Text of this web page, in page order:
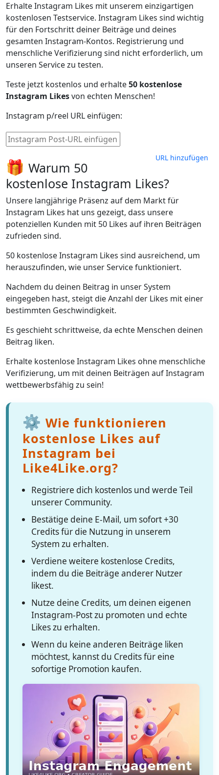
Erhalte Instagram Likes mit unserem einzigartigen
kostenlosen Testservice. Instagram Likes sind wichtig
für den Fortschritt deiner Beiträge und deines
gesamten Instagram-Kontos. Registrierung und
menschliche Verifizierung sind nicht erforderlich, um
unseren Service zu testen.
Teste jetzt kostenlos und erhalte50 kostenlose
Instagram Likesvon echten Menschen!
Instagram p/reel URL einfügen:
URL hinzufügen
🎁 Warum 50
kostenlose Instagram Likes?
Unsere langjährige Präsenz auf dem Markt für
Instagram Likes hat uns gezeigt, dass unsere
potenziellen Kunden mit 50 Likes auf ihren Beiträgen
zufrieden sind.
50 kostenlose Instagram Likes sind ausreichend, um
herauszufinden, wie unser Service funktioniert.
Nachdem du deinen Beitrag in unser System
eingegeben hast, steigt die Anzahl der Likes mit einer
bestimmten Geschwindigkeit.
Es geschieht schrittweise, da echte Menschen deinen
Beitrag liken.
Erhalte kostenlose Instagram Likes ohne menschliche
Verifizierung, um mit deinen Beiträgen auf Instagram
wettbewerbsfähig zu sein!
⚙️ Wie funktionieren
kostenlose Likes auf
Instagram bei
Like4Like.org?
Registriere dich kostenlos und werde Teil
unserer Community.
Bestätige deine E-Mail, um sofort +30
Credits für die Nutzung in unserem
System zu erhalten.
Verdiene weitere kostenlose Credits,
indem du die Beiträge anderer Nutzer
likest.
Nutze deine Credits, um deinen eigenen
Instagram-Post zu promoten und echte
Likes zu erhalten.
Wenn du keine anderen Beiträge liken
möchtest, kannst du Credits für eine
sofortige Promotion kaufen.